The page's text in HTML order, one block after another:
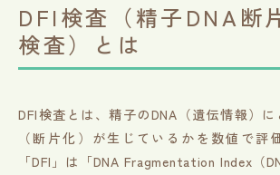
DFI検査（精子DNA断
検査）とは
DFI検査とは、精子のDNA（遺伝情報）
（断片化）が生じているかを数値で評
「DFI」は「DNA Fragmentation Index（